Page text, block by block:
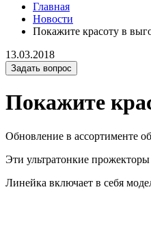
Главная
Новости
Покажите красоту в
13.03.2018
Задать вопрос
Покажите
Обновление в ассортименте
Эти ультратонкие
Линейка включает в себя